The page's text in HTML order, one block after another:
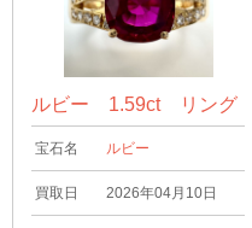
ルビー 1.59ct リング
宝石名 ルビー
買取日 2026年04月10日